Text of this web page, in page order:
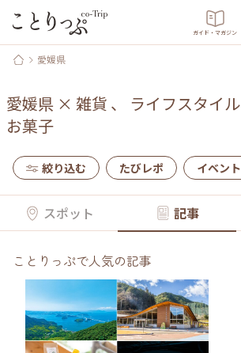
ガイド・マガジン
愛媛県
愛媛県 × 雑貨 、 ライフスタイル
お菓子
絞り込む たびレポ イベント
スポット 記事
ことりっぷで人気の記事